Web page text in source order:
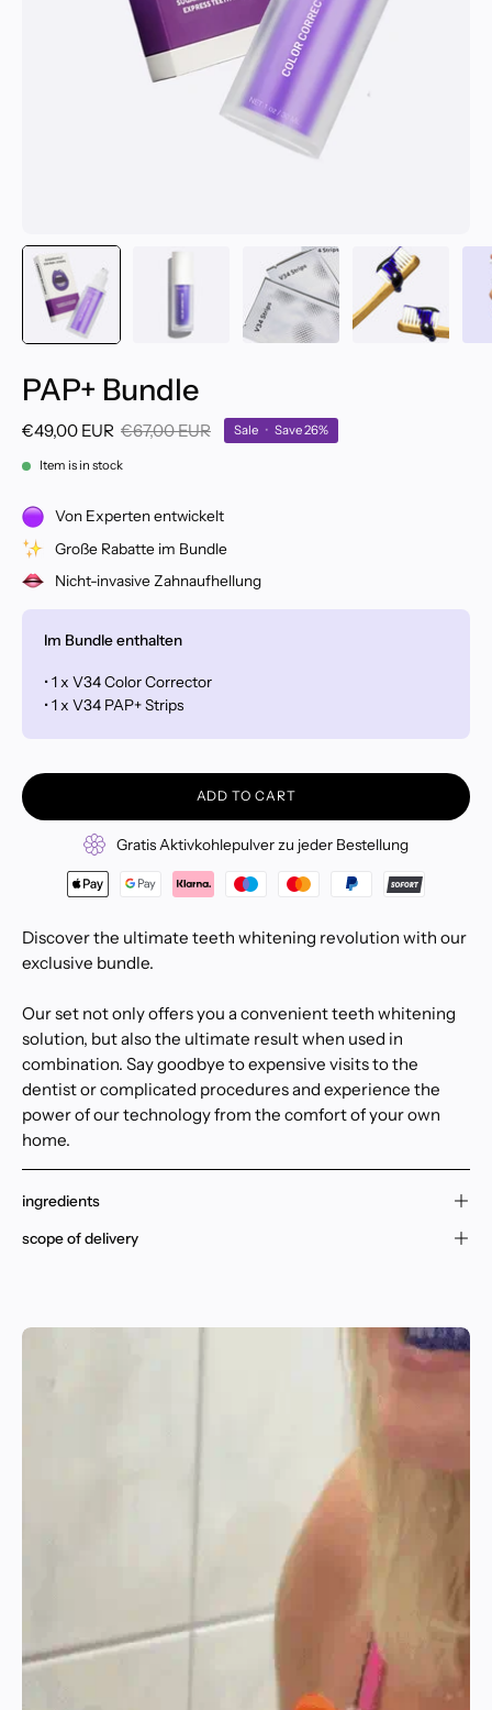
PAP+ Bundle
€49,00 EUR €67,00 EUR Sale • Save26%
Item is in stock
Von Experten entwickelt
Große Rabatte im Bundle
Nicht-invasive Zahnaufhellung
Im Bundle enthalten
• 1 x V34 Color Corrector
• 1 x V34 PAP+ Strips
ADD TO CART
Gratis Aktivkohlepulver zu jeder Bestellung
Discover the ultimate teeth whitening revolution with our
exclusive bundle.
Our set not only offers you a convenient teeth whitening
solution, but also the ultimate result when used in
combination. Say goodbye to expensive visits to the
dentist or complicated procedures and experience the
power of our technology from the comfort of your own
home.
ingredients
scope of delivery